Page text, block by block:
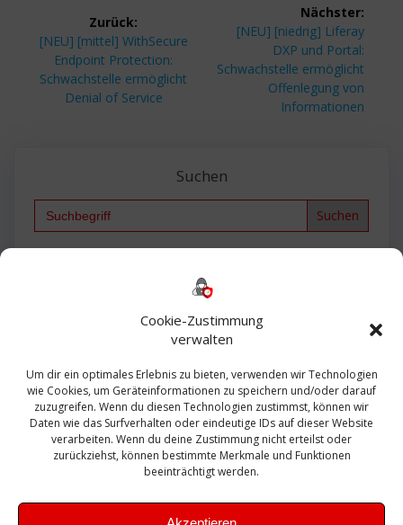
Cookie-Zustimmung
verwalten
Um dir ein optimales Erlebnis zu bieten, verwenden wir Technologien
wie Cookies, um Geräteinformationen zu speichern und/oder darauf
zuzugreifen. Wenn du diesen Technologien zustimmst, können wir
Daten wie das Surfverhalten oder eindeutige IDs auf dieser Website
verarbeiten. Wenn du deine Zustimmung nicht erteilst oder
zurückziehst, können bestimmte Merkmale und Funktionen
beeinträchtigt werden.
Zurück:
Vorheriger
Beitrag:
[NEU] [mittel] WithSecure
Endpoint Protection:
Schwachstelle ermöglicht
Denial of Service
Nächster:
Nächster
Beitrag:
[NEU] [niedrig] Liferay
DXP und Portal:
Schwachstelle ermöglicht
Offenlegung von
Informationen
Suchen
Search
Bautagebuch
Exchange firewall Fritzbox
Microsoft
Sanierung SBS Security Server Sicherheit
Sicherung SIEM Sophos SSL Ubuntu
Update Upgrade UTM VCenter VCSA Veeam
VMWare VPN WAZUH Windows
Zertifikat